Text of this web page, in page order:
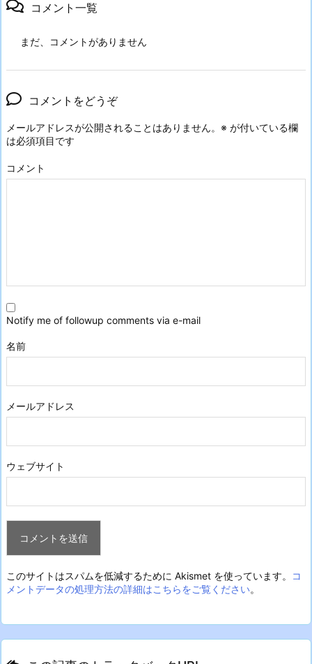
コメント一覧
まだ、コメントがありません
コメントをどうぞ
メールアドレスが公開されることはありません。 ※ が付いている欄
は必須項目です
コメント
Notify me of followup comments via e-mail
名前
メールアドレス
ウェブサイト
このサイトはスパムを低減するために Akismet を使っています。
コ
メントデータの処理方法の詳細はこちらをご覧ください。